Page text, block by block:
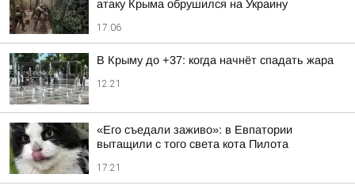
атаку Крыма обрушился на Украину
17:06
В Крыму до +37: когда начнёт спадать жара
12:21
«Его съедали заживо»: в Евпатории
вытащили с того света кота Пилота
17:21